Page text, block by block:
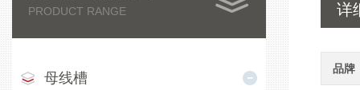
PRODUCT RANGE
母线槽
详
品牌